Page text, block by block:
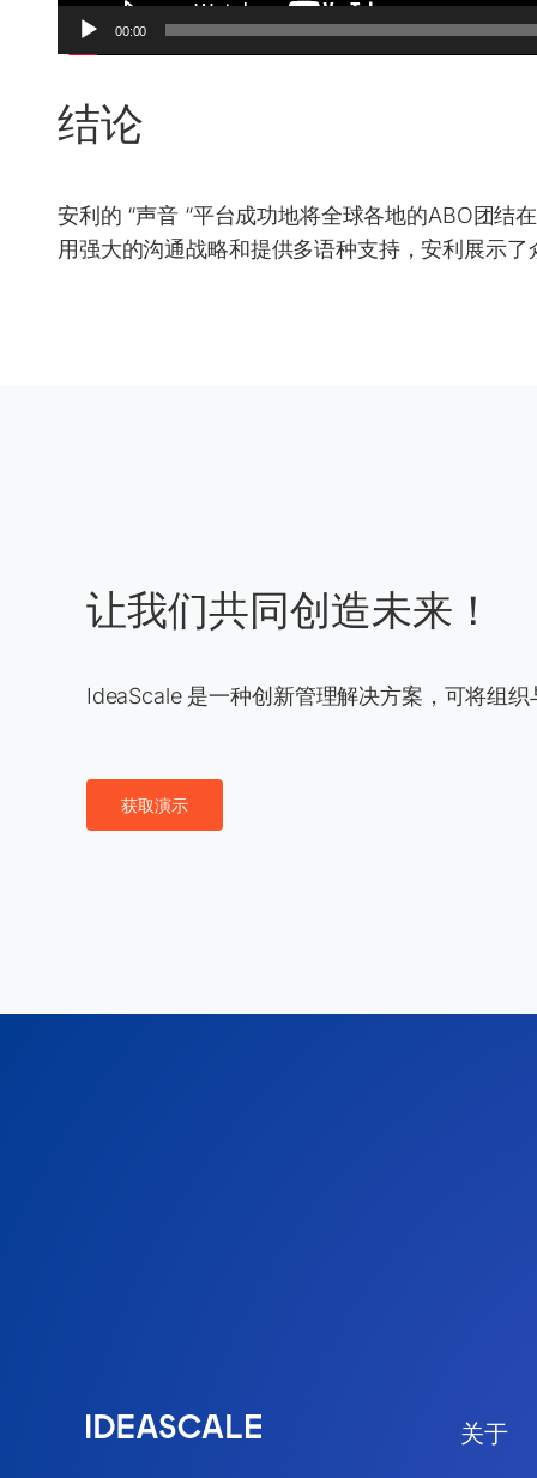
00:00
结论
安利的 “声音 “平台成功地将全球各地的ABO团结
用强大的沟通战略和提供多语种支持，安利展示了
让我们共同创造未来！
IdeaScale 是一种创新管理解决方案，可将组织
获取演示
关于